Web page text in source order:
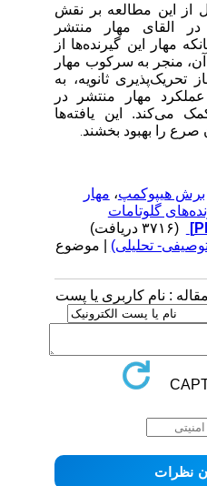
این مطالعه بر نقش
القای مهار منتشر
مهار این گیرنده‌ها از
منجر به سرکوب مهار
ثانویه، به
مهار منتشر در
می‌کند. این یافته‌ها
را بهبود بخشند.
هیپوکمپ،مهار
گلوتامات
تحلیلی) | موضوع
: نام کاربری یا پست